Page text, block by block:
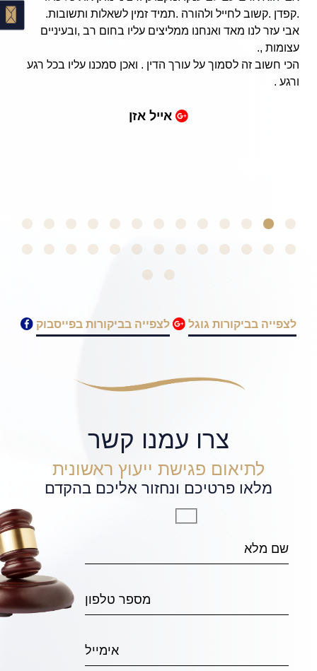
.קפדן .קשוב לחייל ולהורה .תמיד זמין לשאלות ותשובות.
אבי עזר לנו מאד ואנחנו ממליצים עליו בחום רב ,ובעיניים
עצומות ,.
הכי חשוב זה לסמוך על עורך הדין . ואכן סמכנו עליו בכל רגע
ורגע .
אייל אזן
לצפייה בביקורות גוגל לצפייה בביקורות בפייסבוק
צרו עמנו קשר
לתיאום פגישת ייעוץ ראשונית
מלאו פרטיכם ונחזור אליכם בהקדם